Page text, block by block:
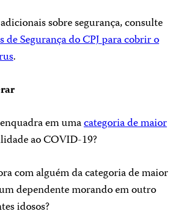
sobre segurança, consulte
de Segurança do CPJ para cobrir o
.
em umacategoria de maior
ao COVID-19?
com alguém da categoria de maior
dependente morando em outro
idosos?